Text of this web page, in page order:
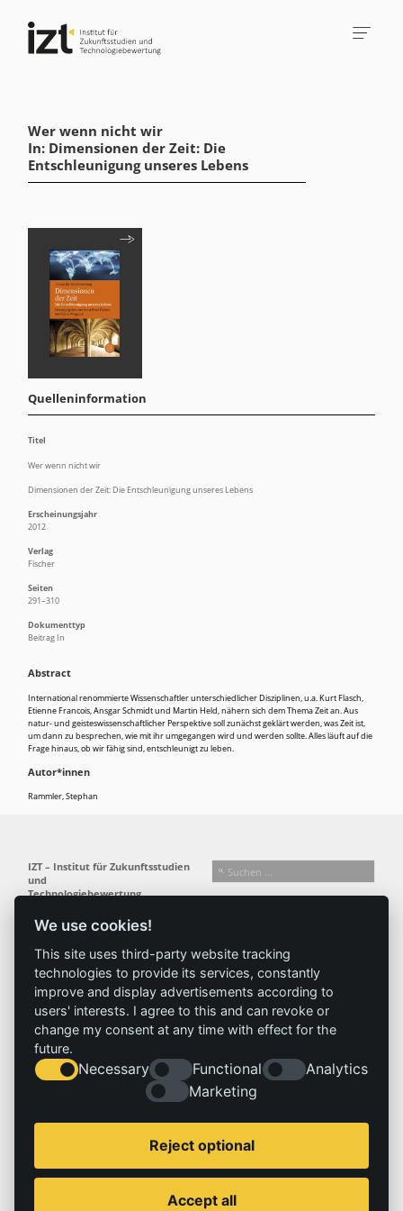
Wer wenn nicht wir
In: Dimensionen der Zeit: Die
Entschleunigung unseres Lebens
Abstract
International renommierte Wissenschaftler unterschiedlicher Disziplinen, u.a. Kurt Flasch,
Etienne Francois, Ansgar Schmidt und Martin Held, nähern sich dem Thema Zeit an. Aus
natur- und geisteswissenschaftlicher Perspektive soll zunächst geklärt werden, was Zeit ist,
um dann zu besprechen, wie mit ihr umgegangen wird und werden sollte. Alles läuft auf die
Frage hinaus, ob wir fähig sind, entschleunigt zu leben.
Autor*innen
Rammler, Stephan
Quelleninformation
Titel
Wer wenn nicht wir
Dimensionen der Zeit: Die Entschleunigung unseres Lebens
Erscheinungsjahr
2012
Verlag
Fischer
Seiten
291–310
Dokumenttyp
Beitrag In
We use cookies!
This site uses third-party website tracking
technologies to provide its services, constantly
improve and display advertisements according to
users' interests. I agree to this and can revoke or
change my consent at any time with effect for the
future.
Necessary Functional
Analytics
Marketing
Reject optional
Accept all
IZT – Institut für Zukunftsstudien
und
Technologiebewertung
Busseallee 1 · 14163 Berlin
info@izt.de| www.izt.de
Institut
Profil
Team
Gremien
Forschung
Forschungsfelder
Referenz
Ergebnisse
Projekte
Aktuelles
News
Standorte
Stellenangebote
Impressum
Impressum
Datenschutzerklärung